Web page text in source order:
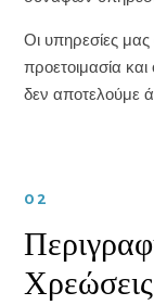
Οι υπηρεσίες
προετοιμασία
δεν αποτελούμε
02
Χρεώσεις